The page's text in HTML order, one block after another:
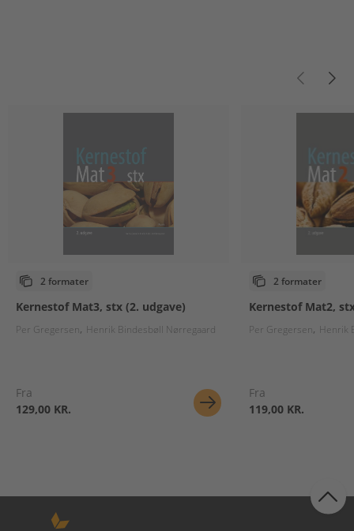
2 formater
Kernestof Mat3, stx (2. udgave)
Per Gregersen Henrik Bindesbøll Nørregaard
Fra
129,00 KR.
2 formater
Kernestof Mat2,
Per Gregersen Henrik
Fra
119,00 KR.